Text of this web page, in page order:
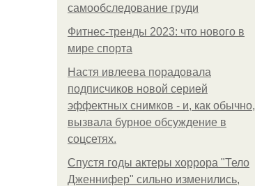
самообследование груди
Фитнес-тренды 2023: что нового в
мире спорта
Настя ивлеева порадовала
подписчиков новой серией
эффектных снимков - и, как обычно,
вызвала бурное обсуждение в
соцсетях.
Спустя годы актеры хоррора "Тело
Дженнифер" сильно изменились,